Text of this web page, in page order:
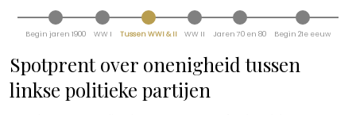
Begin jaren 1900 WW I Tussen WWI & II WW II Jaren 70 en 80 Begin 21e eeuw
Spotprent over onenigheid tussen
linkse politieke partijen